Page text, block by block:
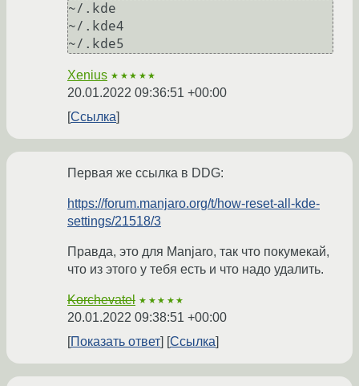
~/.kde
~/.kde4
Xenius ★★★★★
20.01.2022 09:36:51 +00:00
Ссылка
Первая же ссылка в DDG:
https://forum.manjaro.org/t/how-reset-all-kde-
settings/21518/3
Правда, это для Manjaro, так что покумекай,
что из этого у тебя есть и что надо удалить.
Korchevatel ★★★★★
20.01.2022 09:38:51 +00:00
Показать ответ
Ссылка